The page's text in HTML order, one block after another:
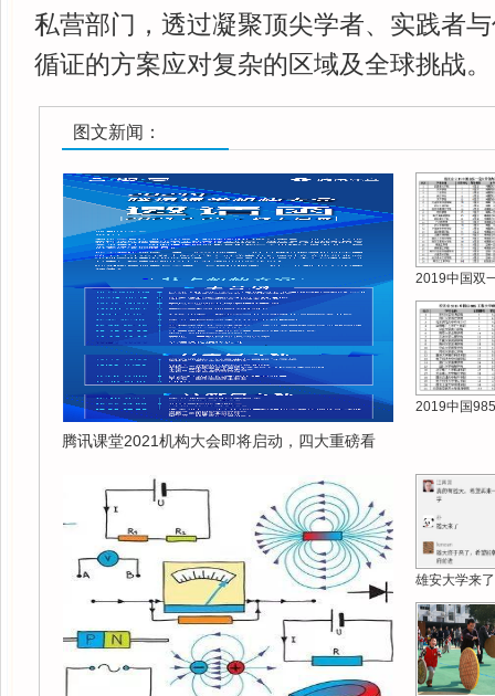
私营部门，透过凝聚顶尖学者、实践者
循证的方案应对复杂的区域及全球挑战。
图文新闻：
腾讯课堂2021机构大会即将启动，四大重磅看
2019中国双
2019中国
雄安大学来